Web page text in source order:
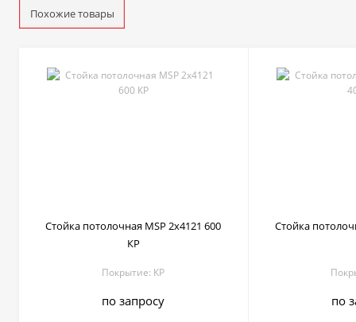
Похожие товары
Стойка потолочная MSP 2х4121 600
КР
Покрытие: КР
по запросу
Стойка
по